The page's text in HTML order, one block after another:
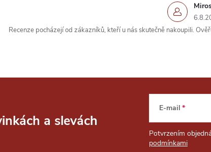
Recenze pocházejí od zákazníků, kteří u nás skutečně nakoupili.
a slevách
E-mail
Potvrzením
podmínkami